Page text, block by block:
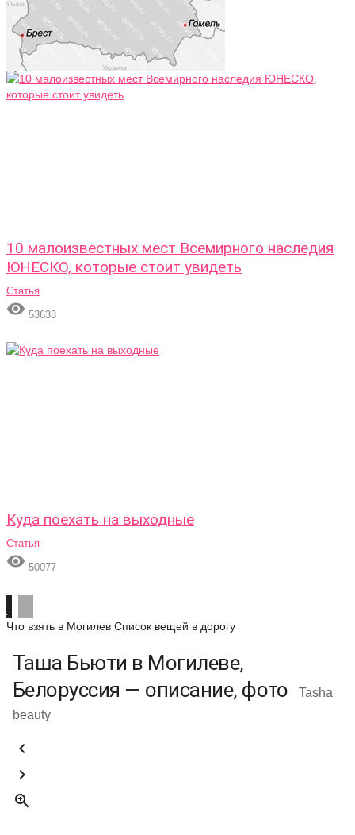
10 малоизвестных мест Всемирного наследия
ЮНЕСКО, которые стоит увидеть
Статья
 53633
Куда поехать на выходные
Статья
 50077
Что взять в Могилев Список вещей в дорогу
Таша Бьюти в Могилеве,
Белоруссия — описание, фото
Tasha
beauty


